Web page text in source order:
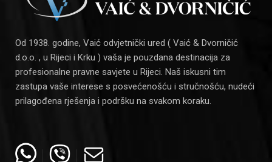
Od 1938. godine, Vaić odvjetnički ured ( Vaić & Dvorničić
d.o.o. , u Rijeci i Krku ) vaša je pouzdana destinacija za
profesionalne pravne savjete u Rijeci. Naš iskusni tim
zastupa vaše interese s posvećenošću i stručnošću, nudeći
prilagođena rješenja i podršku na svakom koraku.